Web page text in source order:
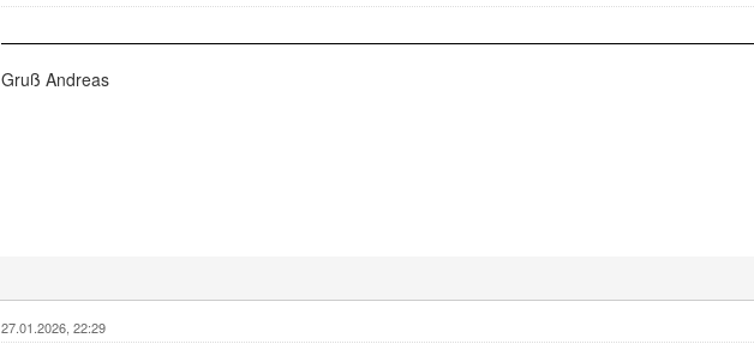
Gruß Andreas
27.01.2026, 22:29